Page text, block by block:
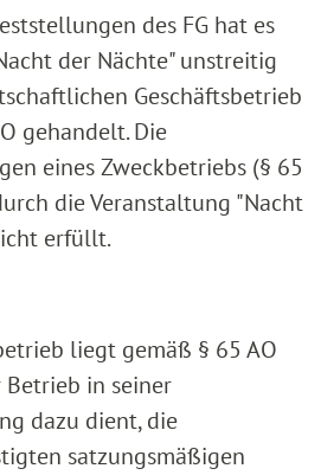
des FG hat es
der Nächte" unstreitig
Geschäftsbetrieb
gehandelt. Die
eines Zweckbetriebs (§ 65
die Veranstaltung "Nacht
erfüllt.
liegt gemäß § 65 AO
in seiner
dazu dient, die
satzungsmäßigen